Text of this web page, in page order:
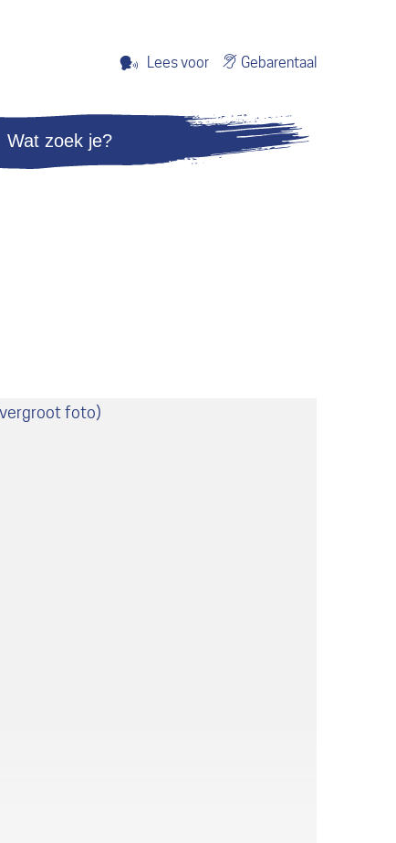
Gebarentaal
Lees voor
Zoeken